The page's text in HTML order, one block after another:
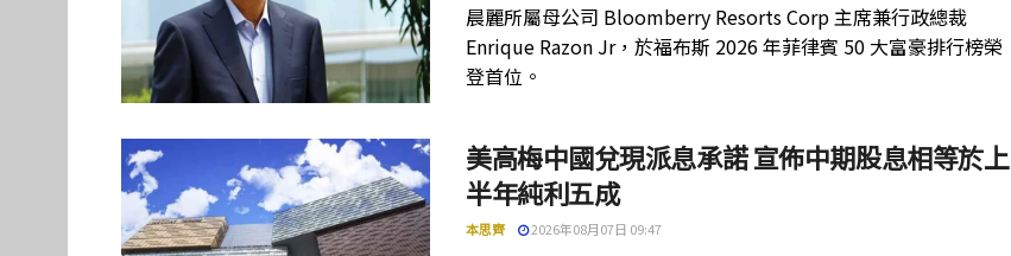
晨麗所屬母公司 Bloomberry Resorts Corp 主席兼行政總裁
Enrique Razon Jr，於福布斯 2026 年菲律賓 50 大富豪排行榜榮
登首位。
美高梅中國兌現派息承諾 宣佈中期股息相等於上
半年純利五成
本思齊 2026年08月07日 09:47